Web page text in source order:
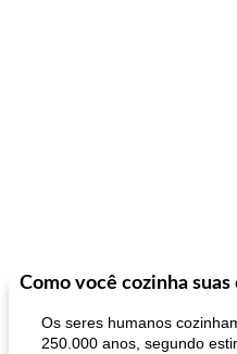
Como você cozinha suas
Os seres humanos
250.000 anos, segundo